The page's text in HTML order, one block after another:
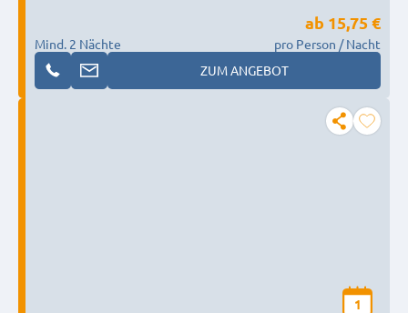
Mind. 2 Nächte
ab 15,75 €
pro Person / Nacht
ZUM ANGEBOT
1